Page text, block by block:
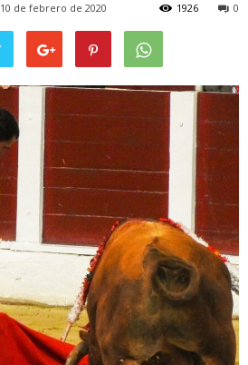
10 de febrero de 2020 0
1926